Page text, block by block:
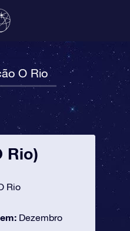
O Rio
Rio)
Rio
Dezembro